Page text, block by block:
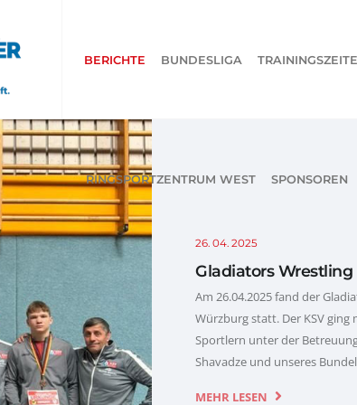
BERICHTE BUNDESLIGA
RINGSPORTZENTRUM WEST SPONSOREN
26. 04. 2025
Gladiators
Am 26.04.2025 fand der
Würzburg statt. Der KSV
Sportlern unter der
Shavadze und unseres
MEHR LESEN